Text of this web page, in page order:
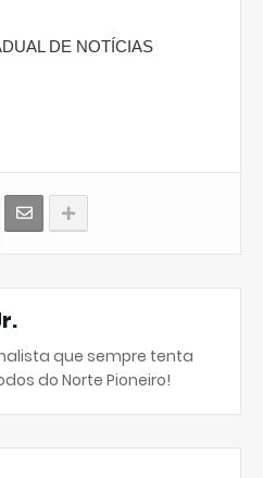
DE NOTÍCIAS
que sempre tenta
do Norte Pioneiro!